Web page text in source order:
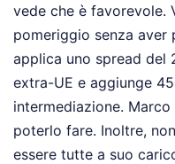
vede che è favorevole.
pomeriggio senza aver
applica uno spread del
extra-UE e aggiunge
intermediazione.
poterlo fare. Inoltre,
essere tutte a suo